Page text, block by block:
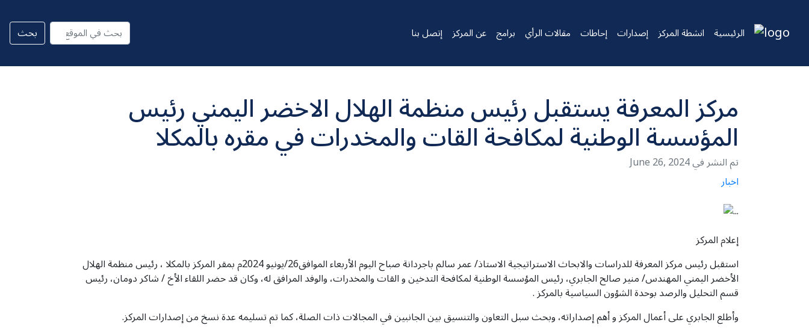
إتصل بنا عن المركز برامج مقالات الرأي إحاطات إصدارات انشطة المركز الرئيسية
مركز المعرفة يستقبل رئيس منظمة الهلال الاخضر اليمني رئيس
المؤسسة الوطنية لمكافحة القات والمخدرات في مقره بالمكلا
June 26, 2024 تم النشر في
اخبار
إعلام المركز
استقبل رئيس مركز المعرفة للدراسات والابحاث الاستراتيجية الاستاذ/ عمر سالم باجردانة صباح اليوم الأربعاء الموافق26/يونيو 2024م بمقر المركز بالمكلا ، رئيس منظمة الهلال
الأخضر اليمني المهندس/ منير صالح الجابري، رئيس المؤسسة الوطنية لمكافحة التدخين و القات والمخدرات، والوفد المرافق له، وكان قد حضر اللقاء الأخ / شاكر دومان، رئيس
قسم التحليل والرصد بوحدة الشؤون السياسية بالمركز .
وأطلع الجابري على أعمال المركز و أهم إصداراته، وبحث سبل التعاون والتنسيق بين الجانبين في المجالات ذات الصلة، كما تم تسليمه عدة نسخ من إصدارات المركز.